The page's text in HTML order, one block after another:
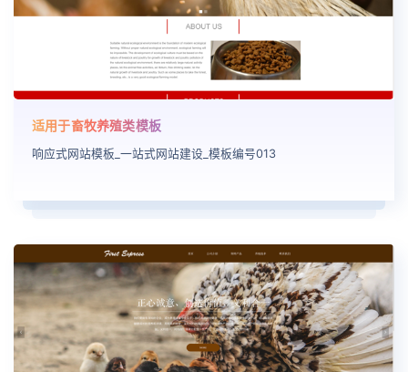
适用于畜牧养殖类模板
响应式网站模板_一站式网站建设_模板编号013